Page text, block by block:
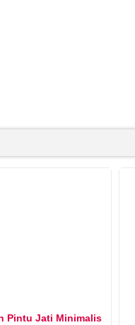
Pintu Jati Minimalis